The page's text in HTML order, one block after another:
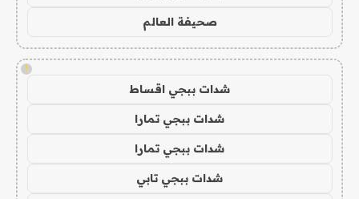
صحيفة العالم
!
شدات ببجي اقساط
شدات ببجي تمارا
شدات ببجي تمارا
شدات ببجي تابي